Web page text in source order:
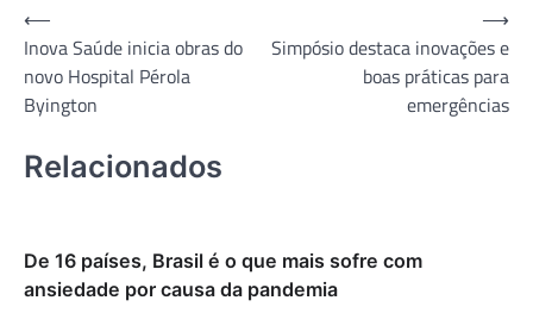
Navegação
de
Post
⟵
Inova Saúde inicia obras do
novo Hospital Pérola
Byington
Simpósio destaca inovações e
boas práticas para
emergências
⟶
Relacionados
De 16 países, Brasil é o que mais sofre com
ansiedade por causa da pandemia